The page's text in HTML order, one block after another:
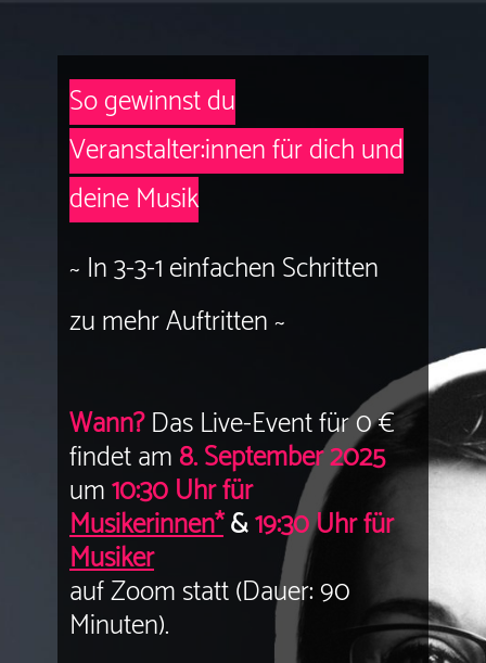
So gewinnst du
Veranstalter:innen für dich und
deine Musik
~ In 3-3-1 einfachen Schritten
zu mehr Auftritten~
Wann?Das Live-Event für 0 €
findet am8. September 2025
um10:30 Uhr für
Musikerinnen*&19:30 Uhr für
Musiker
auf Zoom statt (Dauer: 90
Minuten).